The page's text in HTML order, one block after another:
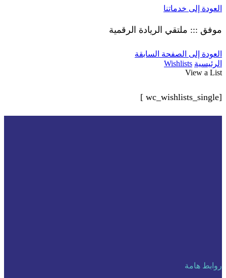
العودة إلى خدماتنا
موفق ::: ملتقي الريادة الرقمية
العودة إلى الصفحة السابقة
الرئيسية Wishlists
View a List
[wc_wishlists_single ]
روابط هامة